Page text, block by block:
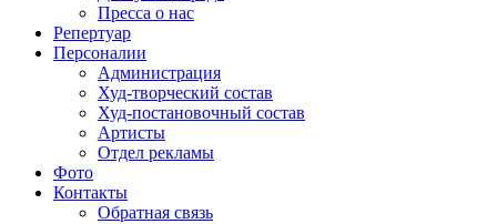
Пресса о нас
Репертуар
Персоналии
Администрация
Худ-творческий состав
Худ-постановочный состав
Артисты
Отдел рекламы
Фото
Контакты
Обратная связь